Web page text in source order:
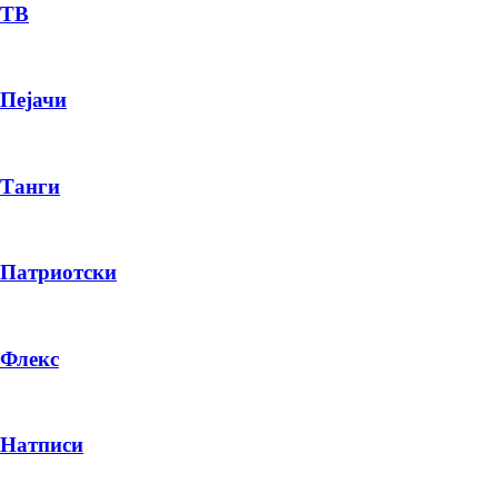
ТВ
Пејачи
Танги
Патриотски
Флекс
Натписи